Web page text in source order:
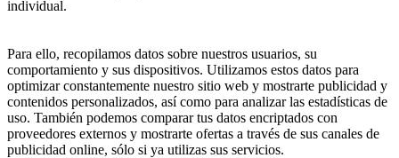
individual.
Para ello, recopilamos datos sobre nuestros usuarios, su
comportamiento y sus dispositivos. Utilizamos estos datos para
optimizar constantemente nuestro sitio web y mostrarte publicidad y
contenidos personalizados, así como para analizar las estadísticas de
uso. También podemos comparar tus datos encriptados con
proveedores externos y mostrarte ofertas a través de sus canales de
publicidad online, sólo si ya utilizas sus servicios.